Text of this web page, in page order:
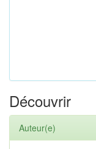
Découvrir
Auteur(e)